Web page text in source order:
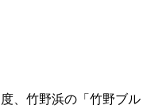
、竹野浜の「竹野ブル